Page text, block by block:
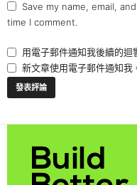
Save my name, email,
time I comment.
用電子郵件通知我後續的迴
新文章使用電子郵件通知我